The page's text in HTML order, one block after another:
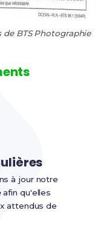
BTS Photographie
à jour notre
afin qu'elles
attendus de